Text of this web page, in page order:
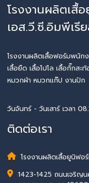
โรงงานผลิตเสื้
เอส.วี.ซี.อิมพีเรี
โรงงานผลิตเสื้อฟอร์มพนัก
เสื้อยืด เสื้อโปโล เสื้อกั๊กสะ
หมวกผ้า หมวกแก๊ป งานปัก
วันจันทร์ - วันเสาร์ เวลา
ติดต่อเรา
โรงงานผลิตเสื้อยูนิฟอ
1423-1425 ถนนเจริญ